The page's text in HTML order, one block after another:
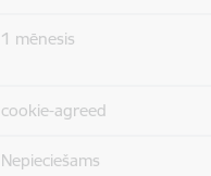
1 mēnesis
cookie-agreed
Nepieciešams